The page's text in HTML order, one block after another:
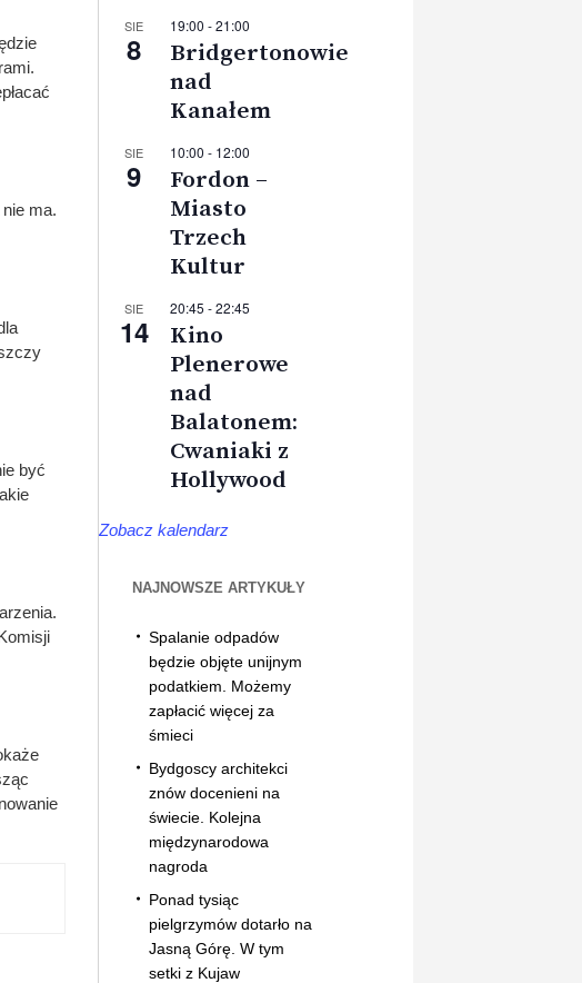
ma.
być
SIE
8
19:00 -21:00
Bridgertonowie
nad
Kanałem
SIE
9
10:00 - 12:00
Fordon –
Miasto
Trzech
Kultur
SIE
14
20:45 -22:45
Kino
Plenerowe
nad
Balatonem:
Cwaniaki z
Hollywood
Zobacz kalendarz
NAJNOWSZE ARTYKUŁY
Spalanie odpadów
będzie objęte unijnym
podatkiem. Możemy
zapłacić więcej za
śmieci
Bydgoscy architekci
znów docenieni na
świecie. Kolejna
międzynarodowa
nagroda
Ponad tysiąc
pielgrzymów dotarło na
Jasną Górę. W tym
setki z Kujaw